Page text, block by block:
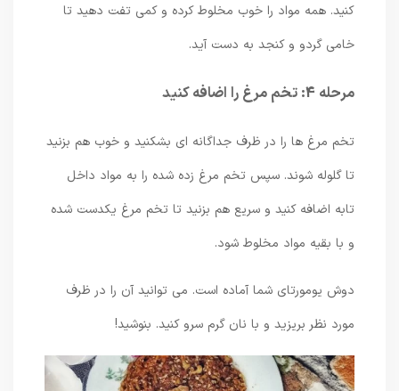
کنید. همه مواد را خوب مخلوط کرده و کمی تفت دهید تا
خامی گردو و کنجد به دست آید.
مرحله 4: تخم مرغ را اضافه کنید
تخم مرغ ها را در ظرف جداگانه ای بشکنید و خوب هم بزنید
تا گلوله شوند. سپس تخم مرغ زده شده را به مواد داخل
تابه اضافه کنید و سریع هم بزنید تا تخم مرغ یکدست شده
و با بقیه مواد مخلوط شود.
دوش یومورتای شما آماده است. می توانید آن را در ظرف
مورد نظر بریزید و با نان گرم سرو کنید. بنوشید!